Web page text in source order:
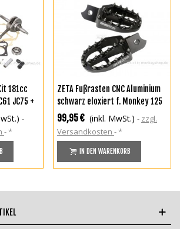
181cc
JC75 +
*
ZETA Fußrasten CNC Aluminium
schwarz eloxiert f. Monkey 125
+ MSX + Dax 125
99,95 € (inkl. MwSt.)
zzgl.
Versandkosten
*
IN DEN WARENKORB